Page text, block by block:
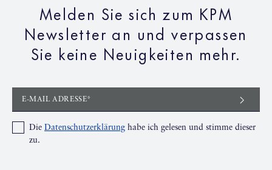
Melden Sie sich zum KPM
Newsletter an und verpassen
Sie keine Neuigkeiten mehr.
E-MAIL ADRESSE*
Die Datenschutzerklärung habe ich gelesen und stimme dieser
zu.